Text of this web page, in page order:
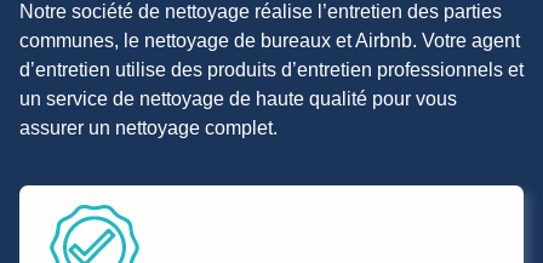
Notre société de nettoyage réalise l’entretien des parties
communes, le nettoyage de bureaux et Airbnb. Votre agent
d’entretien utilise des produits d’entretien professionnels et
un service de nettoyage de haute qualité pour vous
assurer un nettoyage complet.